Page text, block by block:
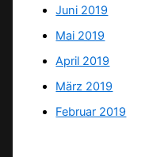
Juni 2019
Mai 2019
April 2019
März 2019
Februar 2019